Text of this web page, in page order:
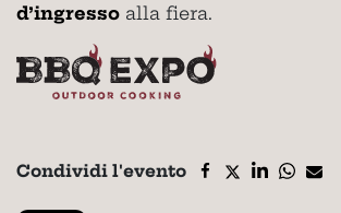
d’ingresso alla fiera.
Condividi l'evento